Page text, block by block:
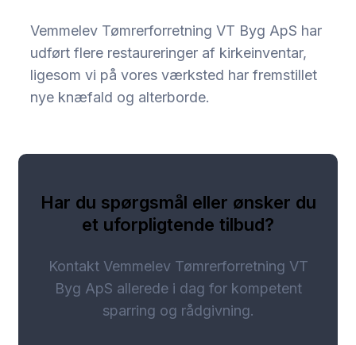
Vemmelev Tømrerforretning VT Byg ApS har
udført flere restaureringer af kirkeinventar,
ligesom vi på vores værksted har fremstillet
nye knæfald og alterborde.
Har du spørgsmål eller ønsker du
et uforpligtende tilbud?
Kontakt Vemmelev Tømrerforretning VT
Byg ApS allerede i dag for kompetent
sparring og rådgivning.